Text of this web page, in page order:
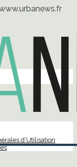
d’Utilisation